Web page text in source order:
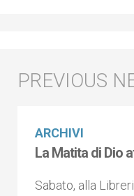
ARCHIVI
La Matita di Dio
Sabato, alla